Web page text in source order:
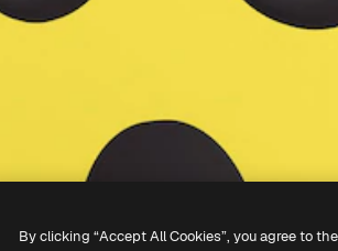
By clicking “Accept All Cookies”, you agree to